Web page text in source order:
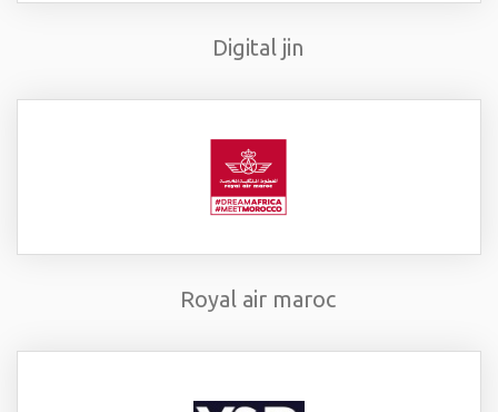
Digital jin
Royal air maroc